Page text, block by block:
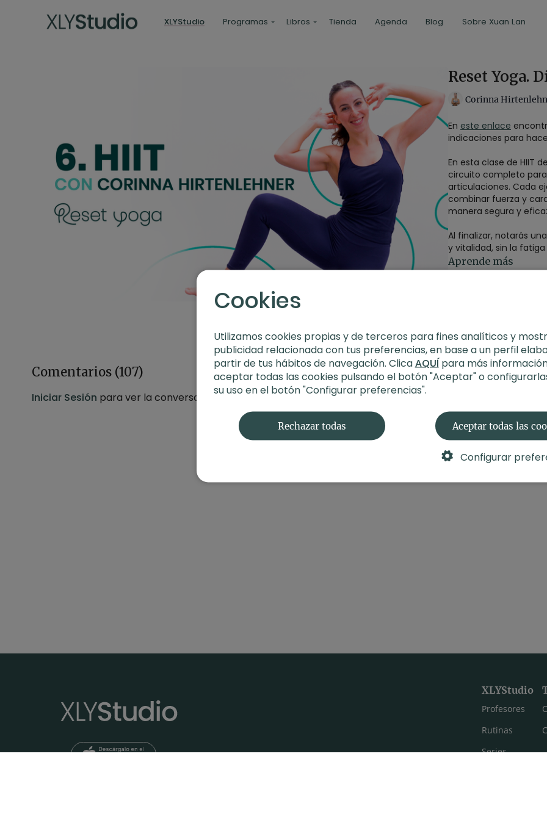
XLYStudio Programas Libros Tienda Agenda Blog Sobre Xuan Lan
Reset Yoga.
Corinna
En este enlace
indicaciones para
En esta clase de HIIT
circuito completo
articulaciones. Cada
combinar fuerza y
manera segura y
Al finalizar, notarás
y vitalidad, sin la
para integrar
circulación y
Duración: 30
Nivel: multinivel
Intensidad
: 3
Material: sin
Enfoque: cuerpo
Aprende más
Comentarios (107)
Iniciar Sesión para ver la conversación
XLYStudio
Profesores
Rutinas
Series
Cookies
Utilizamos cookies propias y de terceros para fines analíticos y
publicidad relacionada con tus preferencias, en base a un perfil
partir de tus hábitos de navegación. ClicaAQUÍpara más
aceptar todas las cookies pulsando el botón "Aceptar" o
su uso en el botón "Configurar preferencias".
Rechazar todas Aceptar todas las
Configurar